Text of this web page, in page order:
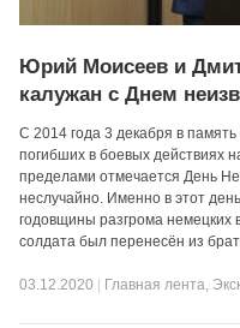
Юрий Моисеев и
калужан с Днем
С 2014 года 3 декабря в память
погибших в боевых действиях
пределами отмечается День
неслучайно. Именно в этот
годовщины разгрома немецких
солдата был перенесён из
03.12.2020 Главная лента,